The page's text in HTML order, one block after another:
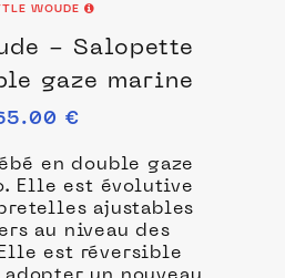
WOUDE
- Salopette
gaze marine
€
en double gaze
Elle est évolutive
au niveau des
réversible